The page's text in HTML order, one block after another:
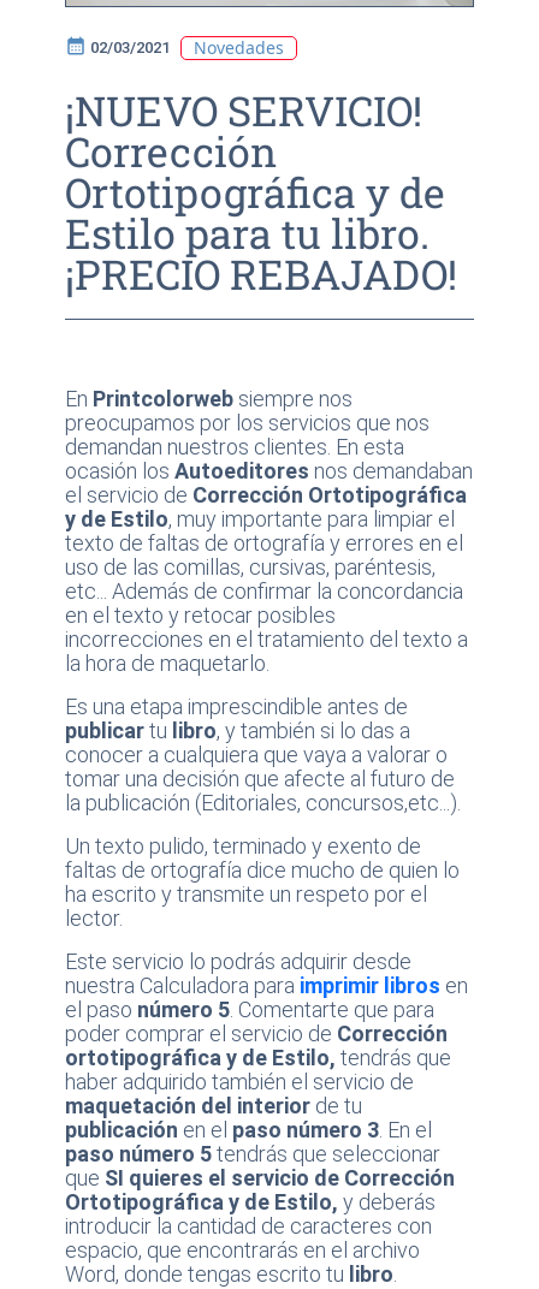
calendar_month 02/03/2021 Novedades
¡NUEVO SERVICIO!
Corrección
Ortotipográfica y de
Estilo para tu libro.
¡PRECIO REBAJADO!
En Printcolorwebsiempre nos
preocupamos por los servicios que nos
demandan nuestros clientes. En esta
ocasión los Autoeditores nos demandaban
el servicio de Corrección Ortotipográfica
y de Estilo, muy importante para limpiar el
texto de faltas de ortografía y errores en el
uso de las comillas, cursivas, paréntesis,
etc... Además de confirmar la concordancia
en el texto y retocar posibles
incorrecciones en el tratamiento del texto a
la hora de maquetarlo.
Es una etapa imprescindible antes de
publicartu libro, y también si lo das a
conocer a cualquiera que vaya a valorar o
tomar una decisión que afecte al futuro de
la publicación (Editoriales, concursos,etc...).
Un texto pulido, terminado y exento de
faltas de ortografía dice mucho de quien lo
ha escrito y transmite un respeto por el
lector.
Este servicio lo podrás adquirir desde
nuestra Calculadora para imprimir libros en
el paso número 5. Comentarte que para
poder comprar el servicio de Corrección
ortotipográfica y de Estilo, tendrás que
haber adquirido también el servicio de
maquetación del interiorde tu
publicación en el paso número 3. En el
paso número 5tendrás que seleccionar
que SI quieres el servicio de Corrección
Ortotipográfica y de Estilo, y deberás
introducir la cantidad de caracteres con
espacio, que encontrarás en el archivo
Word, donde tengas escrito tu libro.